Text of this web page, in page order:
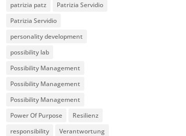
patrizia patz
Patrizia Servidio
Patrizia Servidio
personality development
possibility lab
Possibility Management
Possibility Management
Possibility Management
Power Of Purpose
Resilienz
responsibility
Verantwortung